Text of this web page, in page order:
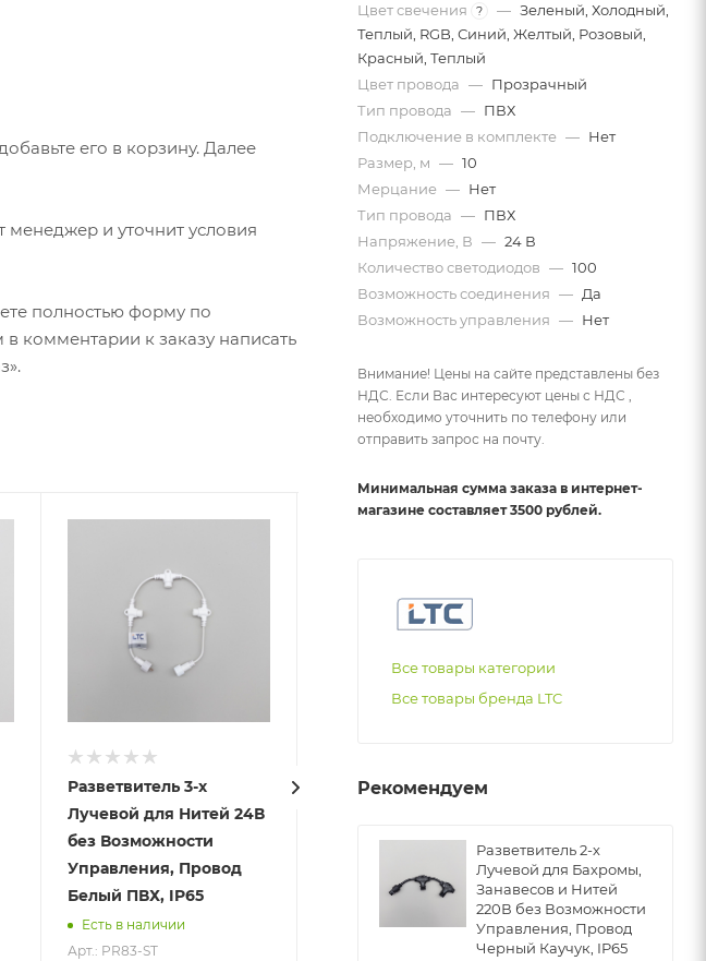
его в корзину. Далее
и уточнит условия
полностью форму по
комментарии к заказу написать
Разветвитель 3-х
Лучевой для Нитей 24В
без Возможности
Управления, Провод
Белый ПВХ, IP65
Есть в наличии
Арт.: PR83-ST
Разветвитель 2-х
без Возможности
Управления, Провод
Белый ПВХ, IP65
Нет в наличии
без
Управления,
Черный ПВХ,
Нет в наличии
Арт.: PR12-ST
Цвет свечения
? — Зеленый, Холодный,
Теплый, RGB, Синий, Желтый, Розовый,
Красный, Теплый
Цвет провода — Прозрачный
Тип провода — ПВХ
Подключение в комплекте — Нет
Размер, м — 10
Мерцание — Нет
Тип провода — ПВХ
Напряжение, В — 24 В
Количество светодиодов — 100
Возможность соединения — Да
Возможность управления — Нет
Внимание! Цены на сайте представлены без
НДС. Если Вас интересуют цены с НДС ,
необходимо уточнить по телефону или
отправить запрос на почту.
Минимальная сумма заказа в интернет-
магазине составляет 3500 рублей.
Все товары категории
Все товары бренда LTC
Рекомендуем
Разветвитель 2-х
Лучевой для Бахромы,
Занавесов и Нитей
220В без Возможности
Управления, Провод
Черный Каучук, IP65